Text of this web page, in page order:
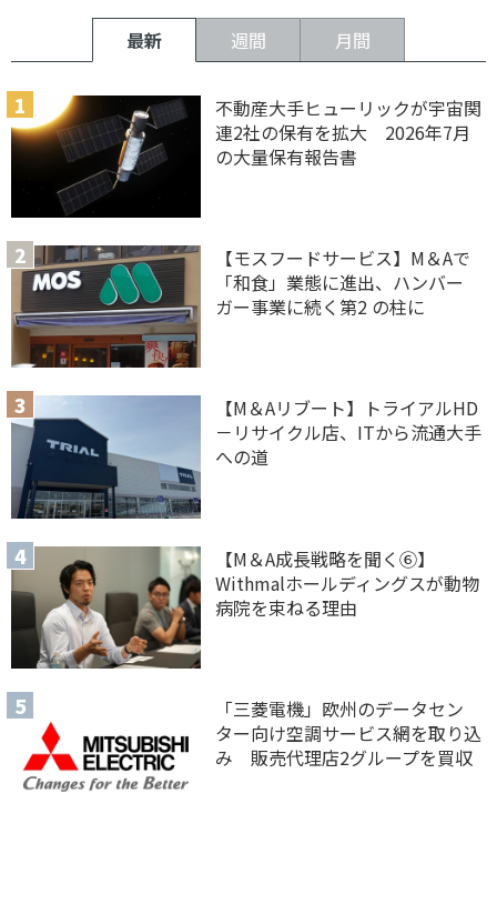
最新 週間 月間
不動産大手ヒューリックが宇宙関
連2社の保有を拡大 2026年7月
の大量保有報告書
【モスフードサービス】M＆Aで
「和食」業態に進出、ハンバー
ガー事業に続く第2 の柱に
【M＆Aリブート】トライアルHD
－リサイクル店、ITから流通大手
への道
【M＆A 成長戦略を聞く⑥】
Withmalホールディングスが動物
病院を束ねる理由
「三菱電機」欧州のデータセン
ター向け空調サービス網を取り込
み 販売代理店2グループを買収